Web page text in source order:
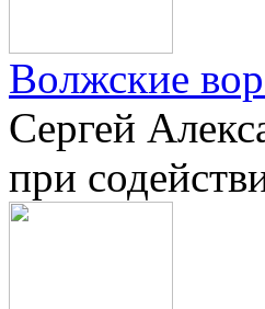
Вoлжские
Сергей
при